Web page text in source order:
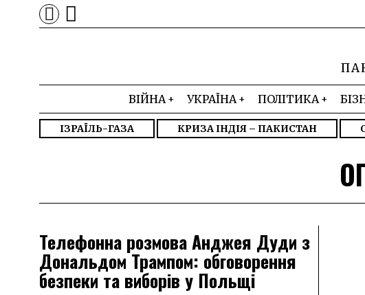
ВІЙНА УКРАЇНА ПОЛІТИКА
ІЗРАЇЛЬ-ГАЗА КРИЗА ІНДІЯ – ПАКИСТАН
Телефонна розмова Анджея Дуди з
Дональдом Трампом: обговорення
безпеки та виборів у Польщі